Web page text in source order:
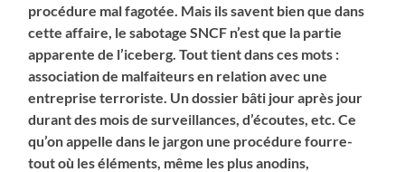
procédure mal fagotée. Mais ils savent bien que dans
cette affaire, le sabotage SNCF n’est que la partie
apparente de l’iceberg. Tout tient dans ces mots :
association de malfaiteurs en relation avec une
entreprise terroriste. Un dossier bâti jour après jour
durant des mois de surveillances, d’écoutes, etc. Ce
qu’on appelle dans le jargon une procédure fourre-
tout où les éléments, même les plus anodins,